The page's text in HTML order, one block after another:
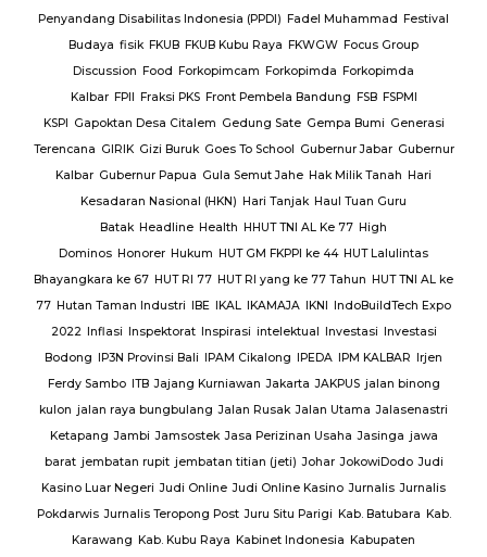
Penyandang Disabilitas Indonesia (PPDI) Fadel Muhammad Festival
Budaya fisik FKUB FKUB Kubu Raya FKWGW Focus Group
Discussion Food Forkopimcam Forkopimda Forkopimda
Kalbar FPII Fraksi PKS Front Pembela Bandung FSB FSPMI
KSPI Gapoktan Desa Citalem Gedung Sate Gempa Bumi Generasi
Terencana GIRIK Gizi Buruk Goes To School Gubernur Jabar Gubernur
Kalbar Gubernur Papua Gula Semut Jahe Hak Milik Tanah Hari
Kesadaran Nasional (HKN) Hari Tanjak Haul Tuan Guru
Batak Headline Health HHUT TNI AL Ke 77 High
Dominos Honorer Hukum HUT GM FKPPI ke 44 HUT Lalulintas
Bhayangkara ke 67 HUT RI 77 HUT RI yang ke 77 Tahun HUT TNI AL ke
77 Hutan Taman Industri IBE IKAL IKAMAJA IKNI IndoBuildTech Expo
2022 Inflasi Inspektorat Inspirasi intelektual Investasi Investasi
Bodong IP3N Provinsi Bali IPAM Cikalong IPEDA IPM KALBAR Irjen
Ferdy Sambo ITB Jajang Kurniawan Jakarta JAKPUS jalan binong
kulon jalan raya bungbulang Jalan Rusak Jalan Utama Jalasenastri
Ketapang Jambi Jamsostek Jasa Perizinan Usaha Jasinga jawa
barat jembatan rupit jembatan titian (jeti) Johar JokowiDodo Judi
Kasino Luar Negeri Judi Online Judi Online Kasino Jurnalis Jurnalis
Pokdarwis Jurnalis Teropong Post Juru Situ Parigi Kab. Batubara Kab.
Karawang Kab. Kubu Raya Kabinet Indonesia Kabupaten